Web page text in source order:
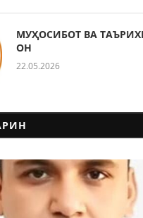
МУҲОСИБОТ ВА
ОН
22.05.2026